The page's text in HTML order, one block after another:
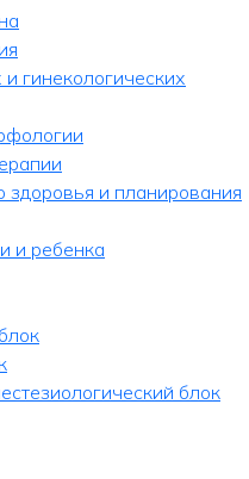
гинекологических
здоровья и планирования
и ребенка
блок